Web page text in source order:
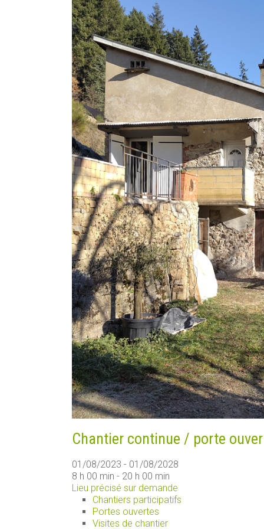
Chantier continue / porte
01/08/2023 - 01/08/2028
8 h 00 min - 20 h 00 min
Lieu précisé sur demande
Chantiers participatifs
Portes ouvertes
Visites de chantier